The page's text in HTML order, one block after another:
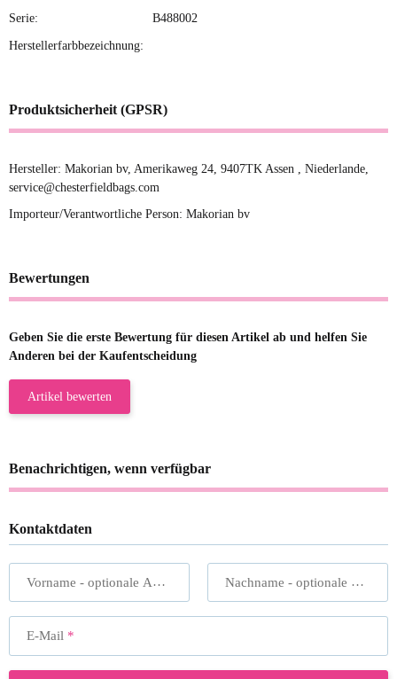
Serie: B488002
Herstellerfarbbezeichnung:
Produktsicherheit (GPSR)
Hersteller: Makorian bv, Amerikaweg 24, 9407TK Assen , Niederlande,
service@chesterfieldbags.com
Importeur/Verantwortliche Person: Makorian bv
Bewertungen
Geben Sie die erste Bewertung für diesen Artikel ab und helfen Sie
Anderen bei der Kaufentscheidung
Artikel bewerten
Benachrichtigen, wenn verfügbar
Kontaktdaten
Vorname - optionale Angabe Nachname - optionale Angabe
E-Mail